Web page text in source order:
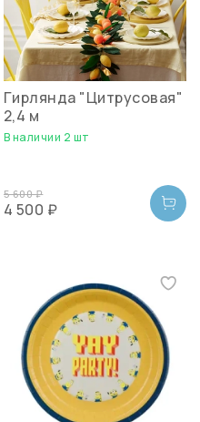
Гирлянда "Цитрусовая"
2,4 м
В наличии 2 шт
5 600 ₽
4 500 ₽